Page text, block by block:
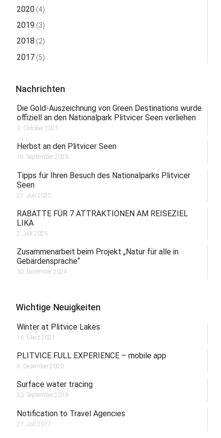
2020(4)
2019 (3)
2018 (2)
2017(5)
Nachrichten
Die Gold-Auszeichnung von Green Destinations wurde
offiziell an den Nationalpark Plitvicer Seen verliehen
3. Oktober 2025.
Herbst an den Plitvicer Seen
19. September 2025.
Tipps für Ihren Besuch des Nationalparks Plitvicer
Seen
21. Juli 2025.
RABATTE FÜR 7 ATTRAKTIONEN AM REISEZIEL
LIKA
2. Juli 2025.
Zusammenarbeit beim Projekt „Natur für alle in
Gebärdensprache“
30. Dezember 2024.
Wichtige Neuigkeiten
Winter at Plitvice Lakes
16. März 2021.
PLITVICE FULL EXPERIENCE – mobile app
6. Dezember 2020.
Surface water tracing
23. September 2019.
Notification to Travel Agencies
27. Juli 2017.